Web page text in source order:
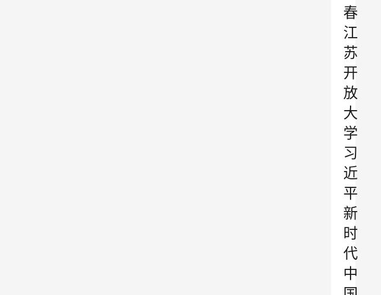
春
江
苏
开
放
大
学
习
近
平
新
时
代
中